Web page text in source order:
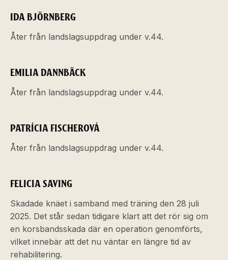
IDA BJÖRNBERG
Åter från landslagsuppdrag under v.44.
EMILIA DANNBÄCK
Åter från landslagsuppdrag under v.44.
PATRÍCIA FISCHEROVÁ
Åter från landslagsuppdrag under v.44.
FELICIA SAVING
Skadade knäet i samband med träning den 28 juli
2025. Det står sedan tidigare klart att det rör sig om
en korsbandsskada där en operation genomförts,
vilket innebär att det nu väntar en längre tid av
rehabilitering.